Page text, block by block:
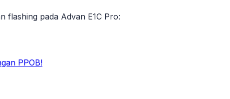
flashing pada Advan E1C Pro:
PPOB!